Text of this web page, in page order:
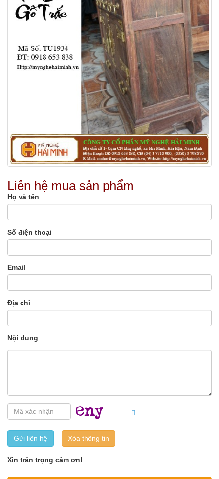
Liên hệ mua sản phẩm
Họ và tên
Số điện thoại
Email
Địa chỉ
Nội dung
Gửi liên hệ
Xin trân trọng cảm ơn!